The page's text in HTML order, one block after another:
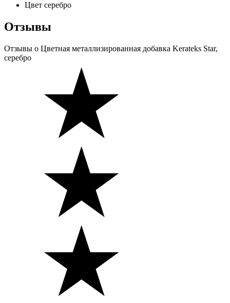
Цвет серебро
Отзывы
Отзывы о Цветная металлизированная добавка Kerateks Star,
серебро